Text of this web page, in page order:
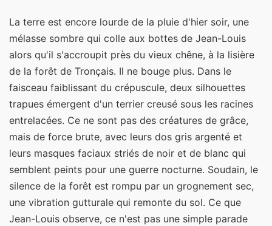
La terre est encore lourde de la pluie d'hier soir, une
mélasse sombre qui colle aux bottes de Jean-Louis
alors qu'il s'accroupit près du vieux chêne, à la lisière
de la forêt de Tronçais. Il ne bouge plus. Dans le
faisceau faiblissant du crépuscule, deux silhouettes
trapues émergent d'un terrier creusé sous les racines
entrelacées. Ce ne sont pas des créatures de grâce,
mais de force brute, avec leurs dos gris argenté et
leurs masques faciaux striés de noir et de blanc qui
semblent peints pour une guerre nocturne. Soudain, le
silence de la forêt est rompu par un grognement sec,
une vibration gutturale qui remonte du sol. Ce que
Jean-Louis observe, ce n'est pas une simple parade